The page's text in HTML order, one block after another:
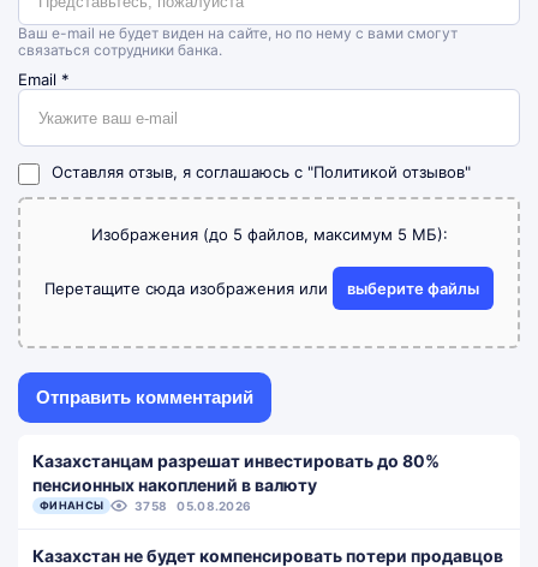
Ваш e-mail не будет виден на сайте, но по нему с вами смогут
связаться сотрудники банка.
Email *
Оставляя отзыв, я соглашаюсь с "Политикой отзывов"
Изображения (до 5 файлов, максимум 5 МБ):
Перетащите сюда изображения или выберите файлы
Казахстанцам разрешат инвестировать до 80%
пенсионных накоплений в валюту
ФИНАНСЫ 3758 05.08.2026
Казахстан не будет компенсировать потери продавцов